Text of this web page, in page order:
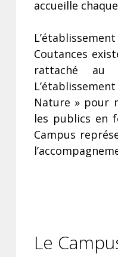
accueille
Coutances
rattaché au
Nature » pour
les publics en
Campus
Le